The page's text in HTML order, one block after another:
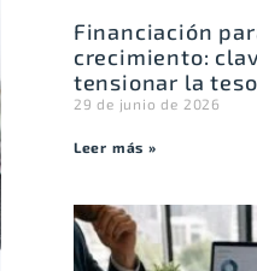
Financiación
crecimiento:
tensionar la
29 de junio de 2026
Leer más »